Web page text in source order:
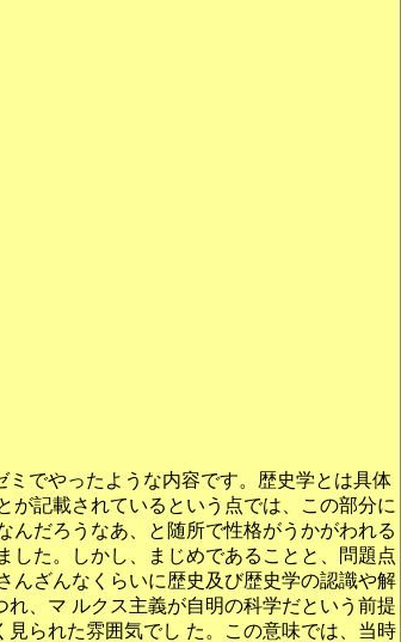
でやったような内容です。歴史学とは具体
が記載されているという点では、この部分に
んだろうなあ、と随所で性格がうかがわれる
した。しかし、まじめであることと、問題点
んざんなくらいに歴史及び歴史学の認識や解
、マ ルクス主義が自明の科学だという前提
られた雰囲気でし た。この意味では、当時